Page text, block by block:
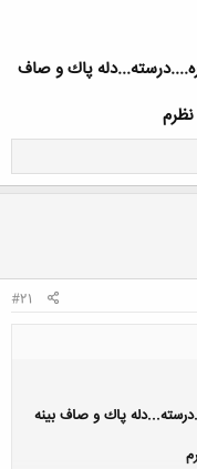
پاك و صاف
#21
پاك و صاف بينه